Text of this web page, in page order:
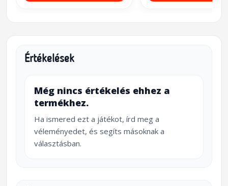
Értékelések
Még nincs értékelés ehhez a
termékhez.
Ha ismered ezt a játékot, írd meg a
véleményedet, és segíts másoknak a
választásban.